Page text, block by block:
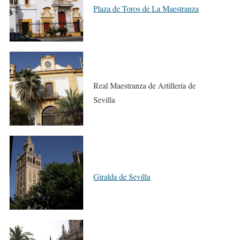
Plaza de Toros de La Maestranza
Real Maestranza de Artillería de
Sevilla
Giralda de Sevilla